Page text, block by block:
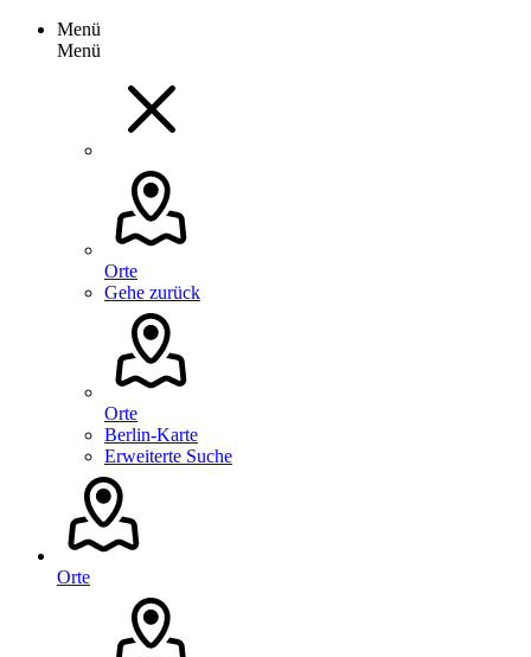
Menü
Menü
Orte
Gehe zurück
Orte
Berlin-Karte
Erweiterte Suche
Orte